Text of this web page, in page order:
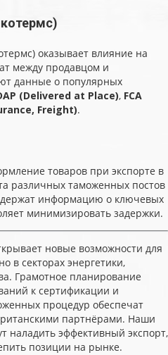
оказывает влияние на
между продавцом и
данные о популярных
(Delivered at Place), FCA
Freight).
товаров при экспорте в
различных таможенных постов
информацию о ключевых
минимизировать задержки.
новые возможности для
в секторах энергетики,
Грамотное планирование
к сертификации и
процедур обеспечат
партнёрами. Наши
наладить эффективный экспорт,
позиции на рынке.